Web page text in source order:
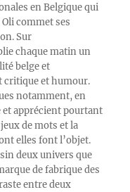
en Belgique qui
commet ses
Sur
chaque matin un
belge et
critique et humour.
notamment, en
apprécient pourtant
de mots et la
elles font l’objet.
deux univers que
de fabrique des
entre deux